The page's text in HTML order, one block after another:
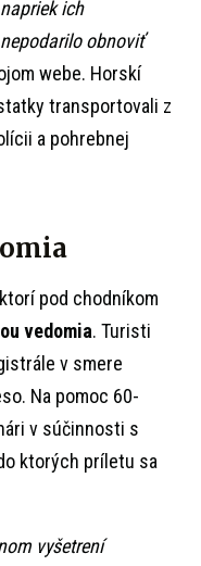
ich
obnoviť
webe. Horskí
transportovali z
a pohrebnej
pod chodníkom
vedomia. Turisti
v smere
Na pomoc 60-
v súčinnosti s
ktorých príletu sa
vyšetrení